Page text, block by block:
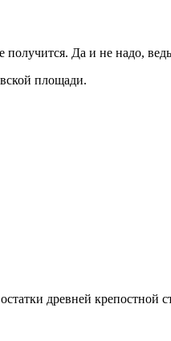
Да и не надо,
площади.
древней крепостной